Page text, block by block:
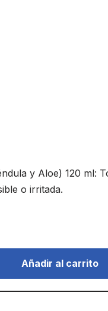
y Aloe) 120 ml:
o irritada.
Añadir al carrito